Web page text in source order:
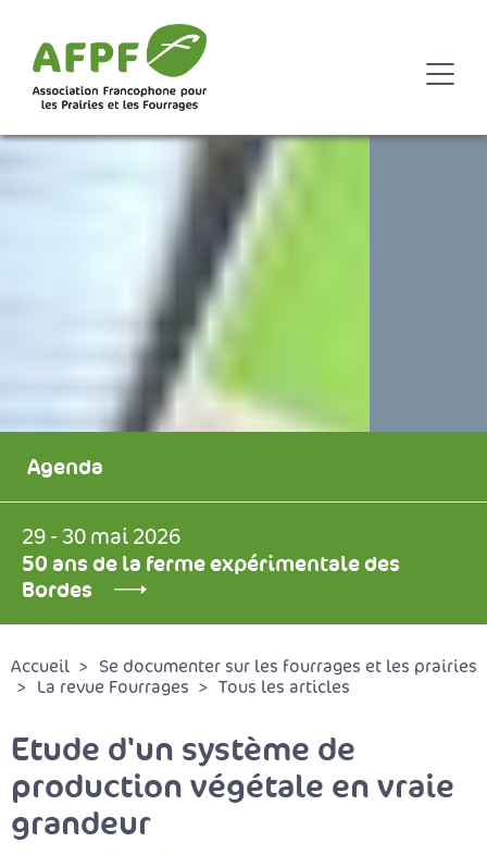
Agenda
29 - 30 mai 2026
50 ans de la ferme expérimentale des
Bordes
Accueil
Se documenter sur les fourrages et les prairies
La revue Fourrages
Tous les articles
Etude d'un système de
production végétale en vraie
grandeur